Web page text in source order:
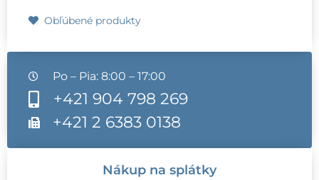
Obľúbené produkty
Po – Pia: 8:00 – 17:00
+421 904 798 269
+421 2 6383 0138
Nákup na splátky